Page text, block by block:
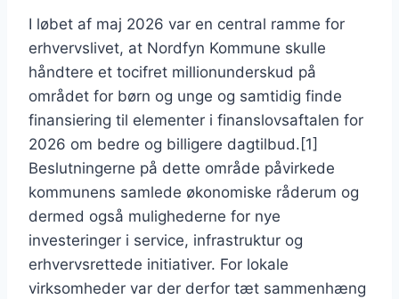
I løbet af maj 2026 var en central ramme for
erhvervslivet, at Nordfyn Kommune skulle
håndtere et tocifret millionunderskud på
området for børn og unge og samtidig finde
finansiering til elementer i finanslovsaftalen for
2026 om bedre og billigere dagtilbud.[1]
Beslutningerne på dette område påvirkede
kommunens samlede økonomiske råderum og
dermed også mulighederne for nye
investeringer i service, infrastruktur og
erhvervsrettede initiativer. For lokale
virksomheder var der derfor tæt sammenhæng